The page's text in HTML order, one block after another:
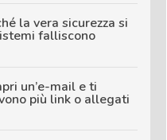
la vera sicurezza si
falliscono
un’e-mail e ti
più link o allegati